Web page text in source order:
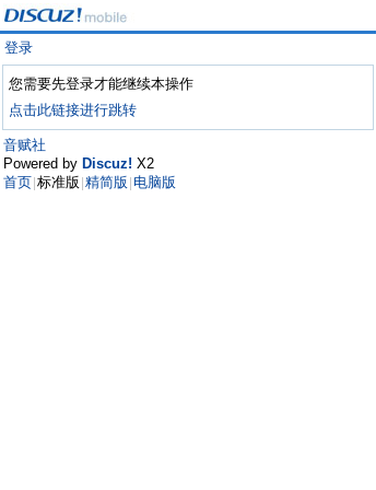
登录
您需要先登录才能继续本操作
点击此链接进行跳转
音赋社
Powered by Discuz! X2
首页 标准版 精简版 电脑版